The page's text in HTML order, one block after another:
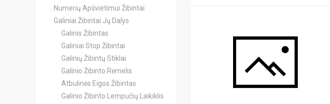
Numerių Apšvietimui Žibintai
Galiniai Žibintai Jų Dalys
Galinis Žibintas
Galiniai Stop Žibintai
Galinių Žibintų Stiklai
Galinio Žibinto Rėmelis
Atbulinės Eigos Žibintas
Galinio Žibinto Lempučių Laikiklis